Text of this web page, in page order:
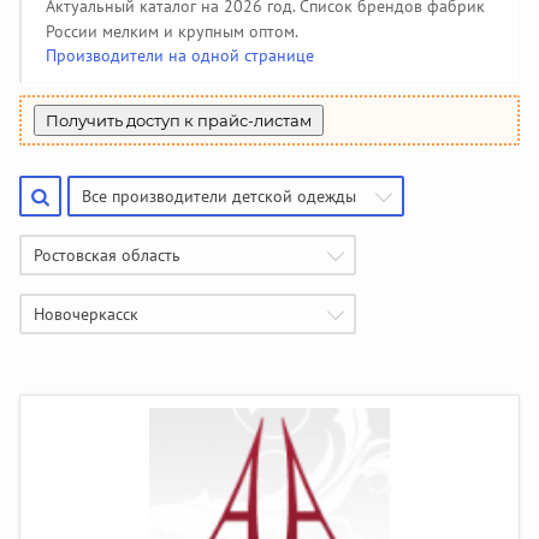
Пеленки, простынки208
Халаты, тапочки108
Купальники и плавки 51
Спортивная одежда
Вязаная одежда382
Жилеты 69
Жилеты утепленные 85
Шубы и дубленки130
Жакеты детские 34
Панамки, шляпки 34
Джинсовые сарафаны6
Джинсовые юбки3
Колготки 142
Гольфы 44
Производители галстуков, ремней, подтяжек
Помощь
Актуальный каталог на 2026 год. Список брендов фабрик
России мелким и крупным оптом.
Производители на одной странице
Получить доступ к прайс-листам
Все производители детской одежды
Ростовская область
Новочеркасск